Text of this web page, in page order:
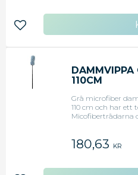
Lägg till i favoriter
DAMMVIPPA
110CM
Grå microfiber
110 cm och har ett
Micofibertrådarna
180,63 KR